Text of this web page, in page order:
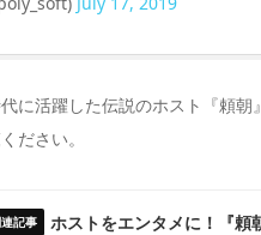
に活躍した伝説のホスト『頼朝
ださい。
ホストをエンタメに！『頼